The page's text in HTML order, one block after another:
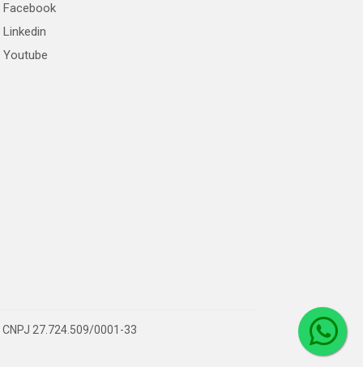
Facebook
Linkedin
Youtube
27.724.509/0001-33